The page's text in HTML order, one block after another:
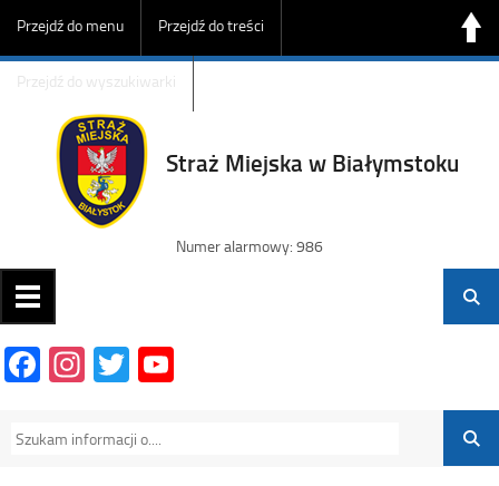
Przejdź do menu Przejdź do treści
Przejdź do wyszukiwarki
Straż Miejska w Białymstoku
Numer alarmowy: 986
Facebook
Instagram
Twitter